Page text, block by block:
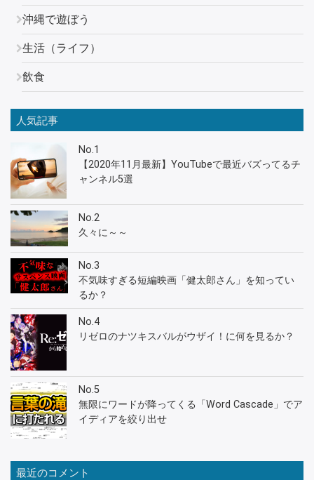
沖縄で遊ぼう
生活（ライフ）
飲食
人気記事
No.1
【2020年11月最新】YouTubeで最近バズってるチ
ャンネル5選
No.2
久々に～～
No.3
不気味すぎる短編映画「健太郎さん」を知ってい
るか？
No.4
リゼロのナツキスバルがウザイ！に何を見るか？
No.5
無限にワードが降ってくる「Word Cascade」でア
イディアを絞り出せ
最近のコメント